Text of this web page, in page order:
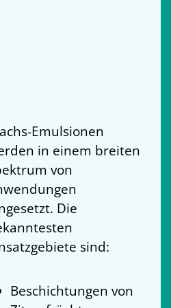
Emulsionen
in einem breiten
von
Die
sind:
Beschichtungen von